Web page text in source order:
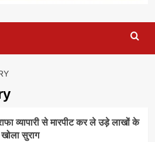
व्यापारी से मारपीट कर ले उड़े लाखों के
सुराग